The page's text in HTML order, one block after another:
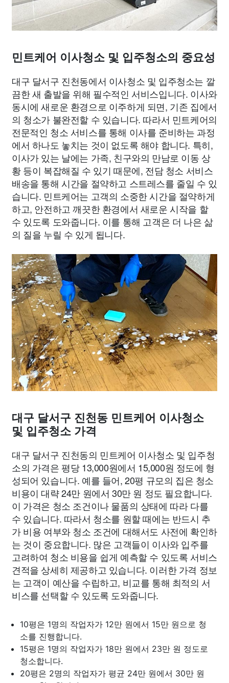
민트케어 이사청소 및 입주청소의 중요성
대구 달서구 진천동에서 이사청소 및 입주청소는 깔
끔한 새 출발을 위해 필수적인 서비스입니다. 이사와
동시에 새로운 환경으로 이주하게 되면, 기존 집에서
의 청소가 불완전할 수 있습니다. 따라서 민트케어의
전문적인 청소 서비스를 통해 이사를 준비하는 과정
에서 하나도 놓치는 것이 없도록 해야 합니다. 특히,
이사가 있는 날에는 가족, 친구와의 만남로 이동 상
황 등이 복잡해질 수 있기 때문에, 전담 청소 서비스
배송을 통해 시간을 절약하고 스트레스를 줄일 수 있
습니다. 민트케어는 고객의 소중한 시간을 절약하게
하고, 안전하고 깨끗한 환경에서 새로운 시작을 할
수 있도록 도와줍니다. 이를 통해 고객은 더 나은 삶
의 질을 누릴 수 있게 됩니다.
대구 달서구 진천동 민트케어 이사청소
및 입주청소 가격
대구 달서구 진천동의 민트케어 이사청소 및 입주청
소의 가격은 평당 13,000원에서 15,000원 정도에 형
성되어 있습니다. 예를 들어, 20평 규모의 집은 청소
비용이 대략 24만 원에서 30만 원 정도 필요합니다.
이 가격은 청소 조건이나 물품의 상태에 따라 다를
수 있습니다. 따라서 청소를 원할 때에는 반드시 추
가 비용 여부와 청소 조건에 대해서도 사전에 확인하
는 것이 중요합니다. 많은 고객들이 이사와 입주를
고려하여 청소 비용을 쉽게 예측할 수 있도록 서비스
견적을 상세히 제공하고 있습니다. 이러한 가격 정보
는 고객이 예산을 수립하고, 비교를 통해 최적의 서
비스를 선택할 수 있도록 도와줍니다.
10평은 1명의 작업자가 12만 원에서 15만 원으로 청
소를 진행합니다.
15평은 1명의 작업자가 18만 원에서 23만 원 정도로
청소합니다.
20평은 2명의 작업자가 평균 24만 원에서 30만 원